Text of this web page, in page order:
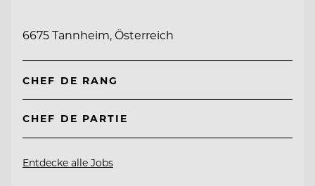
6675 Tannheim, Österreich
CHEF DE RANG
CHEF DE PARTIE
Entdecke alle Jobs